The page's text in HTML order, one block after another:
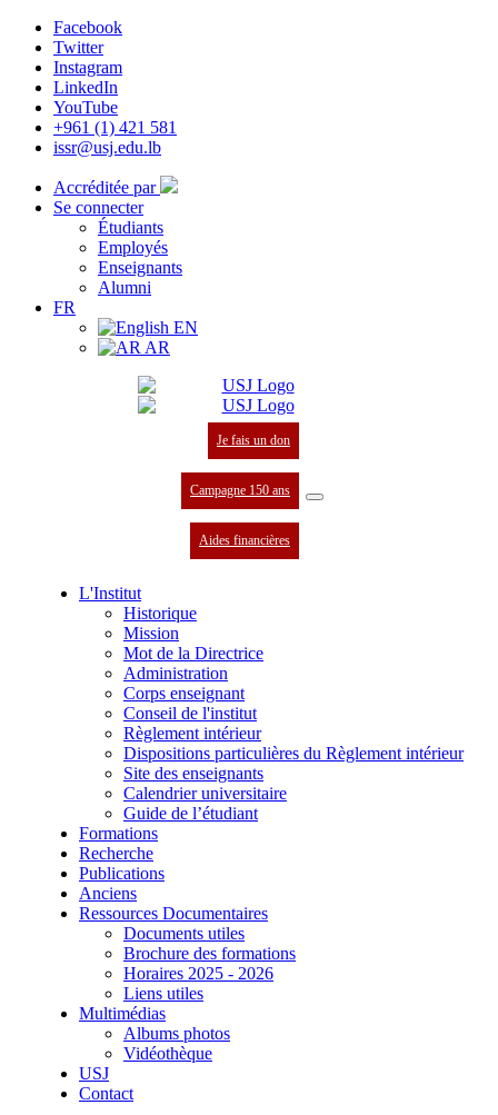
Facebook
Twitter
Instagram
LinkedIn
YouTube
+961 (1) 421 581
issr@usj.edu.lb
Accréditée par
Se connecter
Étudiants
Employés
Enseignants
Alumni
FR
EN
AR
Je fais un don
Campagne 150 ans
Aides financières
L'Institut
Historique
Mission
Mot de la Directrice
Administration
Corps enseignant
Conseil de l'institut
Règlement intérieur
Dispositions particulières du Règlement intérieur
Site des enseignants
Calendrier universitaire
Guide de l’étudiant
Formations
Recherche
Publications
Anciens
Ressources Documentaires
Documents utiles
Brochure des formations
Horaires 2025 - 2026
Liens utiles
Multimédias
Albums photos
Vidéothèque
USJ
Contact